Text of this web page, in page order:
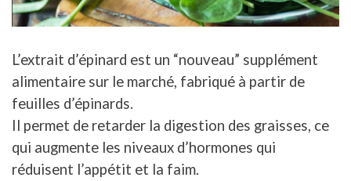
L’extrait d’épinard est un “nouveau” supplément
alimentaire sur le marché, fabriqué à partir de
feuilles d’épinards.
Il permet de retarder la digestion des graisses, ce
qui augmente les niveaux d’hormones qui
réduisent l’appétit et la faim.